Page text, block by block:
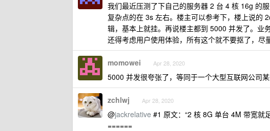
我们最近压测了下自己的服务器 2 台 4 核 16g 的
复杂点的在 3s 左右。楼主可以参考下，楼上说的
辑，基本上就挂。再说楼主都到 5000 并发了。业
还得考虑用户使用体验，所有这个就不要抠了，尽
momowei Apr 28, 2020
5000 并发很夸张了，等同于一个大型互联网公司
zchlwj Apr 28, 2020
@jackrelative #1 原文：“2 核 8G 单台 4M 带宽就
======